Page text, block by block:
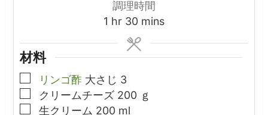
調理時間
1 hour
hr 30 minutes
mins
材料
▢リンゴ酢 大さじ 3
▢
クリームチーズ 200 ｇ
▢
生クリーム 200 ml